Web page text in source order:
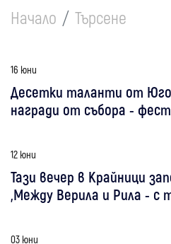
Начало Търсене
16 юни
Десетки таланти от
награди от събора -
12 юни
Тази вечер в Крайници
„Между Верила и Рила -
03 юни